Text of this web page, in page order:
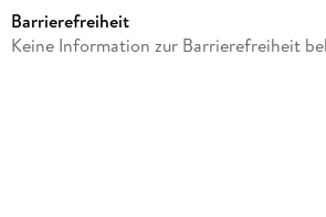
Laufzeit
Barrierefreiheit
Keine Information zur Barrierefreiheit